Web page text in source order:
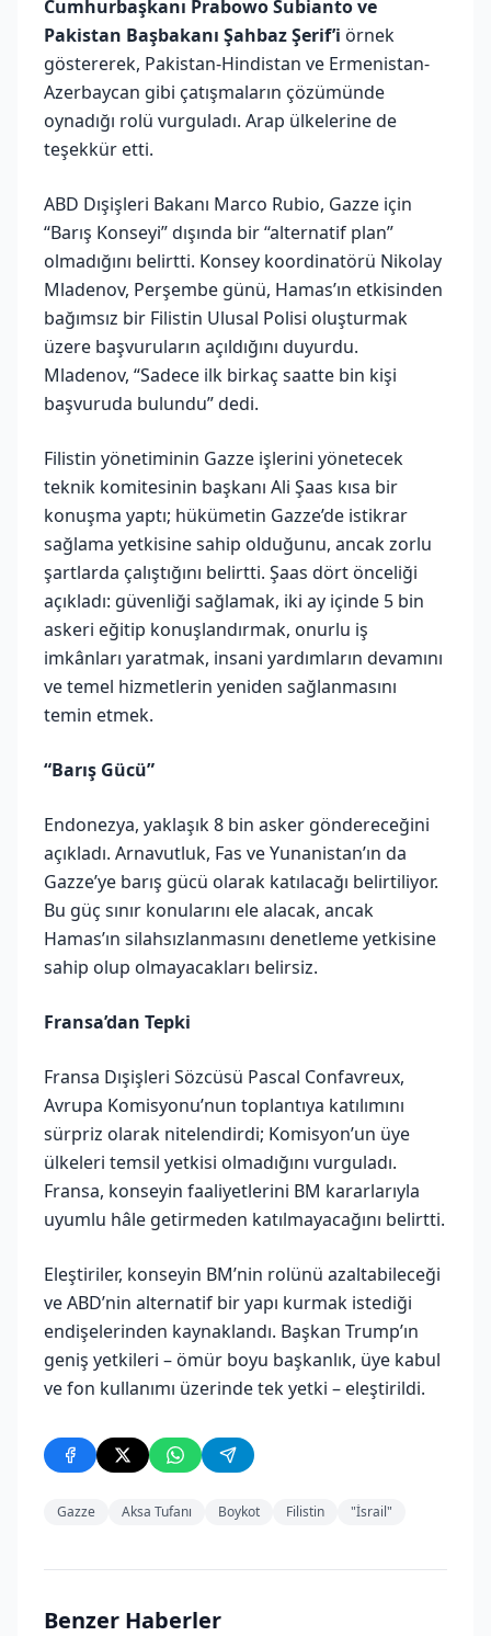
Cumhurbaşkanı Prabowo Subianto ve
Pakistan Başbakanı Şahbaz Şerif’i örnek
göstererek, Pakistan-Hindistan ve Ermenistan-
Azerbaycan gibi çatışmaların çözümünde
oynadığı rolü vurguladı. Arap ülkelerine de
teşekkür etti.
ABD Dışişleri Bakanı Marco Rubio, Gazze için
“Barış Konseyi” dışında bir “alternatif plan”
olmadığını belirtti. Konsey koordinatörü Nikolay
Mladenov, Perşembe günü, Hamas’ın etkisinden
bağımsız bir Filistin Ulusal Polisi oluşturmak
üzere başvuruların açıldığını duyurdu.
Mladenov, “Sadece ilk birkaç saatte bin kişi
başvuruda bulundu” dedi.
Filistin yönetiminin Gazze işlerini yönetecek
teknik komitesinin başkanı Ali Şaas kısa bir
konuşma yaptı; hükümetin Gazze’de istikrar
sağlama yetkisine sahip olduğunu, ancak zorlu
şartlarda çalıştığını belirtti. Şaas dört önceliği
açıkladı: güvenliği sağlamak, iki ay içinde 5 bin
askeri eğitip konuşlandırmak, onurlu iş
imkânları yaratmak, insani yardımların devamını
ve temel hizmetlerin yeniden sağlanmasını
temin etmek.
“Barış Gücü”
Endonezya, yaklaşık 8 bin asker göndereceğini
açıkladı. Arnavutluk, Fas ve Yunanistan’ın da
Gazze’ye barış gücü olarak katılacağı belirtiliyor.
Bu güç sınır konularını ele alacak, ancak
Hamas’ın silahsızlanmasını denetleme yetkisine
sahip olup olmayacakları belirsiz.
Fransa’dan Tepki
Fransa Dışişleri Sözcüsü Pascal Confavreux,
Avrupa Komisyonu’nun toplantıya katılımını
sürpriz olarak nitelendirdi; Komisyon’un üye
ülkeleri temsil yetkisi olmadığını vurguladı.
Fransa, konseyin faaliyetlerini BM kararlarıyla
uyumlu hâle getirmeden katılmayacağını belirtti.
Eleştiriler, konseyin BM’nin rolünü azaltabileceği
ve ABD’nin alternatif bir yapı kurmak istediği
endişelerinden kaynaklandı. Başkan Trump’ın
geniş yetkileri – ömür boyu başkanlık, üye kabul
ve fon kullanımı üzerinde tek yetki – eleştirildi.
Gazze Aksa Tufanı Boykot Filistin "İsrail"
Benzer Haberler